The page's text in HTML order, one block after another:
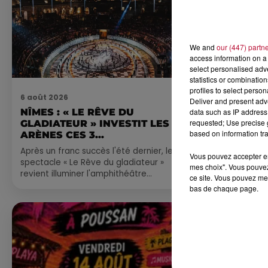
6 août 2026
NÎMES : « LE RÊVE DU
GLADIATEUR » INVESTIT LES
ARÈNES CES 3...
Après un franc succès l'été dernier, le
spectacle « Le Rêve du gladiateur »
revient illuminer l'amphithéâtre
4 août 2026
FÊTE DE
We and our (447)
access information on
select personalised
statistics or
profiles to select
Deliver and present
data such as IP
requested; Use precise
based on information
Vous pouvez accepter
mes choix". Vous
ce site. Vous pouvez
bas de chaque page.